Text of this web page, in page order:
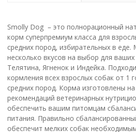
Smolly Dog – это полнорационный
корм суперпремиум класса для
средних пород, избирательных в еде.
несколько вкусов на выбор для
Телятина, Ягненок и Индейка.
кормления всех взрослых собак от 1
средних пород. Корма изготовлены
рекомендаций ветеринарных
обеспечить вашим питомцам
питания. Правильно
обеспечит мелких собак